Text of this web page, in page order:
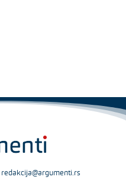
redakcija@argumenti.rs